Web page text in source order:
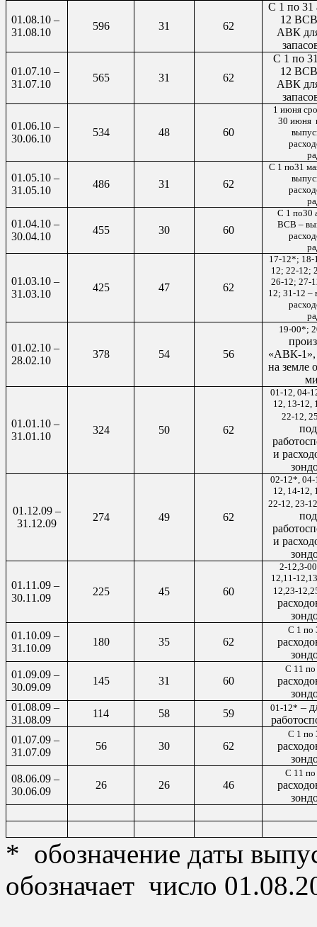
01.08.10 –
31.08.10
596 31 62
С 1 по 31
12
АВК
01.07.10 –
31.07.10
565 31 62
С 1 по
12
АВК
01.06.10 –
30.06.10
534 48 60
1 июня
30 июня
01.05.10 –
31.05.10
486 31 62
С 1 по31
01.04.10 –
30.04.10
455 30 60
С 1 по30
ВСВ –
01.03.10 –
31.03.10
425 47 62
17-12*; 18-
12; 22-12;
26-12; 27-
12; 31-12 –
01.02.10 –
28.02.10
378 54 56
19-00*;
«АВК-1»,
на земле
01.01.10 –
31.01.10
324 50 62
01-12, 04-
12, 13-12,
22-12,
и
01.12.09 –
31.12.09
274 49 62
02-12*, 04-
12, 14-12,
22-12, 23-
и
01.11.09 –
30.11.09
225 45 60
2-12,3-
12,11-
12,23-
01.10.09 –
31.10.09
180 35 62
С 1 по
01.09.09 –
30.09.09
145 31 60
С 11 по
01.08.09 –
31.08.09
114 58 59 01-12* –
01.07.09 –
31.07.09
56 30 62
С 1 по
08.06.09 –
30.06.09
26 26 46
С 11 по
* обозначение даты
обозначает число